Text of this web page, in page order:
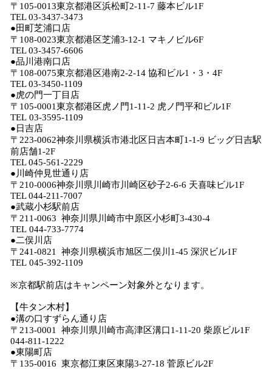
〒105-0013東京都港区浜松町2-11-7 藤本ビル1F
TEL 03-3437-3473
●田町芝浦口店
〒108-0023東京都港区芝浦3-12-1 マキノビル6F
TEL 03-3457-6606
●品川港南口店
〒108-0075東京都港区港南2-2-14 協和ビル1・3・4F
TEL 03-3450-1109
●虎の門一丁目店
〒105-0001東京都港区虎ノ門1-11-2 虎ノ門平和ビル1F
TEL 03-3595-1109
●日吉店
〒223-0062神奈川県横浜市港北区日吉本町1-1-9 ビッグ日吉駅
前店舗1-2F
TEL 045-561-2229
●川崎仲見世通り店
〒210-0006神奈川県川崎市川崎区砂子2-6-6 天喜味ビル1F
TEL 044-211-7007
●武蔵小杉駅前店
〒211-0063 神奈川県川崎市中原区小杉町3-430-4
TEL 044-733-7774
●二俣川店
〒241-0821 神奈川県横浜市旭区二俣川1-45 深沢ビル1F
TEL 045-392-1109
※京都駅前店はキャンペーン対象外となります。
【牛タン木村】
●溝の口すずらん通り店
〒213-0001 神奈川県川崎市高津区溝口1-11-20 柴原ビル1F
044-811-1222
●東陽町店
〒135-0016 東京都江東区東陽3-27-18 菅原ビル2F